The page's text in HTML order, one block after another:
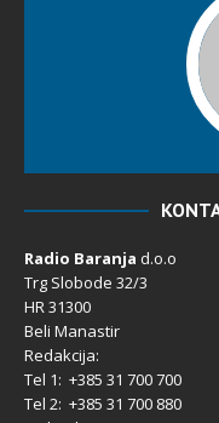
Radio Baranja d.o.o
Trg Slobode 32/3
HR 31300
Beli Manastir
Redakcija:
Tel 1: +385 31 700 700
Tel 2: +385 31 700 880